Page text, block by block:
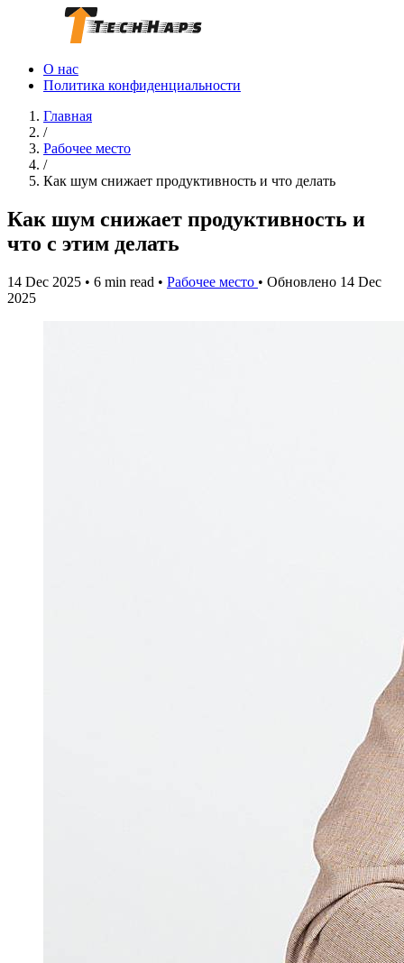
О нас
Политика конфиденциальности
Главная
/
Рабочее место
/
Как шум снижает продуктивность и что делать
Как шум снижает продуктивность и
что с этим делать
14 Dec 2025 • 6 min read • Рабочее место • Обновлено 14 Dec
2025